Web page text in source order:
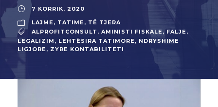
7 KORRIK, 2020
LAJME, TATIME, TË TJERA
ALPROFITCONSULT , AMINISTI FISKALE , FALJE,
LEGALIZIM , LEHTËSIRA TATIMORE, NDRYSHIME
LIGJORE, ZYRE KONTABILITETI